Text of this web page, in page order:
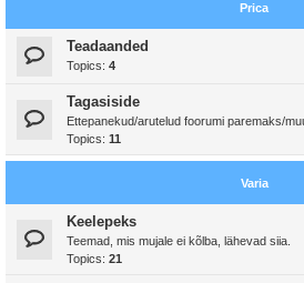
Prica
Teadaanded
Topics: 4
Tagasiside
Ettepanekud/arutelud foorumi paremaks/
Topics: 11
Varia
Keelepeks
Teemad, mis mujale ei kõlba, lähevad siia.
Topics: 21